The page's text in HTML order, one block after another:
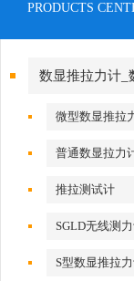
PRODUCTS
数显推拉力计_
微型数显推拉
普通数显拉力
推拉测试计
SGLD无线测
S型数显推拉